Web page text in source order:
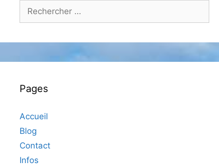
Rechercher :
Pages
Accueil
Blog
Contact
Infos